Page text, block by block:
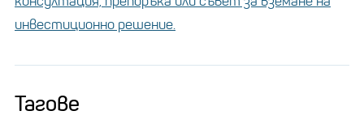
инвестиционно решение.
Тагове